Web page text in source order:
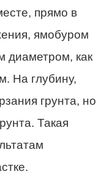
прямо в
ямобуром
диаметром, как
На глубину,
грунта, но
Такая